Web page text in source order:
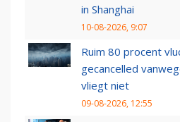
in Shanghai
10-08-2026, 9:07
Ruim 80 procent
gecancelled
vliegt niet
09-08-2026, 12:55